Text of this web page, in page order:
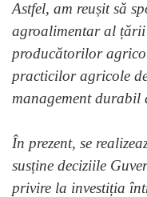
Astfel, am reușit să
agroalimentar al țării
producătorilor
practicilor agricole
management durabil
În prezent, se
susține deciziile
privire la investiția